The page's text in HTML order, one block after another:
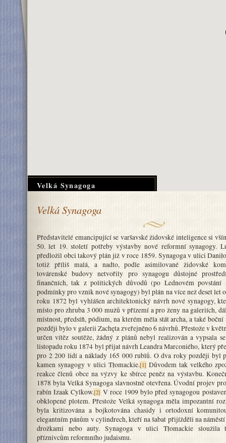
Velká Synagoga
Velká Synagoga
Představitelé emancipující se varšavské židovské inteligence si
50. let 19. století potřeby výstavby nové reformní synagogy.
předložil obci takový plán již v roce 1859. Synagoga v ulici
totiž příliš malá, a nadto, podle asimilované židovské
továrenské budovy netvořily pro synagogu důstojné
finančních, tak z politických důvodů (po Lednovém povstání
podmínky pro vznik nové synagogy) byl plán na více než deset let
roku 1872 byl vyhlášen architektonický návrh nové synagogy,
místo pro zhruba 3 000 mužů v přízemí a pro ženy na galeriích,
místnost, předsíň, pódium, na kterém měla stát archa, a také
později bylo v galerii Zachęta zveřejněno 6 návrhů. Přestože v
určen vítěz soutěže, žádný z plánů nebyl realizován a vypsala
listopadu roku 1874 byl přijat návrh Leandra Marconiého, který
pro 2 200 lidí a náklady 165 000 rublů. O dva roky později byl
kamen synagogy v ulici Tłomackie.[1] Důvodem tak velkého
reakce členů obce na výzvy ke sbírce peněz na výstavbu.
1878 byla Velká Synagoga slavnostně otevřena. Úvodní projev
rabín Izaak Cylkow.[2] V roce 1909 bylo před synagogou
obklopené plotem. Přestože Velká synagoga měla impozantní
byla kritizována a bojkotována chasidy i ortodoxní
elegantním pánům v cylindrech, kteří na šabat přijížděli na
drožkami nebo auty. Synagoga v ulici Tłomackie sloužila
příznivcům reformního judaismu.